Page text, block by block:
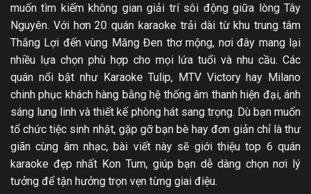
muốn tìm kiếm không gian giải trí sôi động giữa lòng Tây
Nguyên. Với hơn 20 quán karaoke trải dài từ khu trung tâm
Thắng Lợi đến vùng Măng Đen thơ mộng, nơi đây mang lại
nhiều lựa chọn phù hợp cho mọi lứa tuổi và nhu cầu. Các
quán nổi bật như Karaoke Tulip, MTV Victory hay Milano
chinh phục khách hàng bằng hệ thống âm thanh hiện đại, ánh
sáng lung linh và thiết kế phòng hát sang trọng. Dù bạn muốn
tổ chức tiệc sinh nhật, gặp gỡ bạn bè hay đơn giản chỉ là thư
giãn cùng âm nhạc, bài viết này sẽ giới thiệu top 6 quán
karaoke đẹp nhất Kon Tum, giúp bạn dễ dàng chọn nơi lý
tưởng để tận hưởng trọn vẹn từng giai điệu.